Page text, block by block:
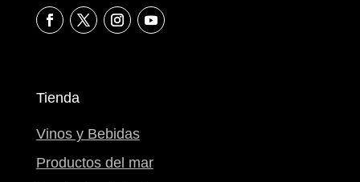
Tienda
Vinos y Bebidas
Productos del mar